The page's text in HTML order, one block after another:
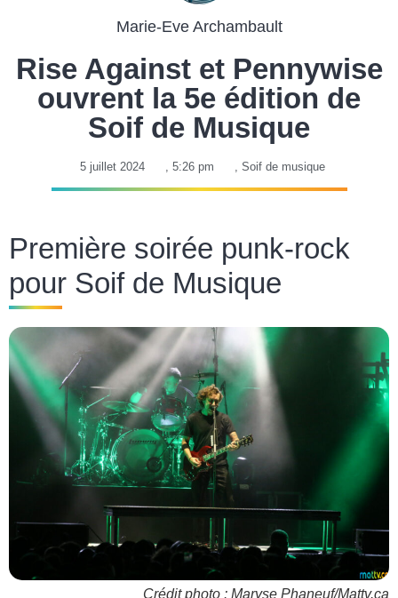
Marie-Eve Archambault
Rise Against et Pennywise
ouvrent la 5e édition de
Soif de Musique
5 juillet 2024 , 5:26 pm , Soif de musique
Première soirée punk-rock
pour Soif de Musique
Crédit photo : Maryse Phaneuf/Mattv.ca